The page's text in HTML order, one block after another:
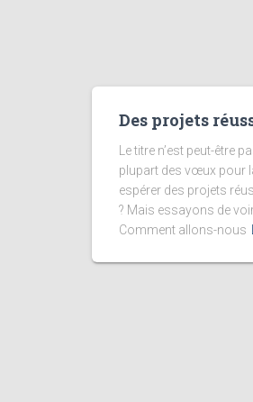
Des projets
Le titre n’est peut-être
plupart des vœux pour
espérer des projets
? Mais essayons de
Comment allons-nous